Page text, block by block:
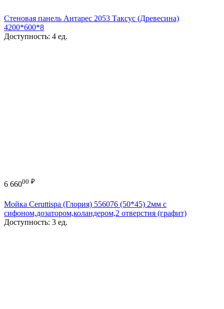
Стеновая панель Антарес 2053 Таксус (Древесина)
4200*600*8
Доступность: 4 ед.
6 66000 ₽
Мойка Ceruttispa (Глория) 556076 (50*45) 2мм с
сифоном,дозатором,коландером,2 отверстия (графит)
Доступность: 3 ед.